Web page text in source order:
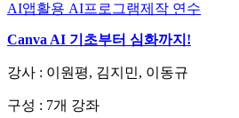
AI앱활용 AI프로그램제작 연수
Canva AI 기초부터 심화까지!
강사 : 이원평, 김지민, 이동규
구성 : 7개 강좌